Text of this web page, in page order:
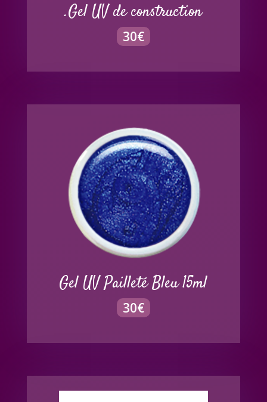
.Gel UV de construction
30€
Gel UV Pailleté Bleu 15ml
30€